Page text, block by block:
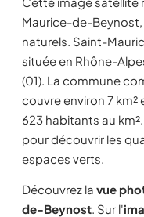
Maurice-de-
naturels. Saint-
située en Rhône-
(01). La commune
couvre environ 7
623 habitants au
pour découvrir les
espaces verts.
Découvrez la vue
de-Beynost. Sur l'